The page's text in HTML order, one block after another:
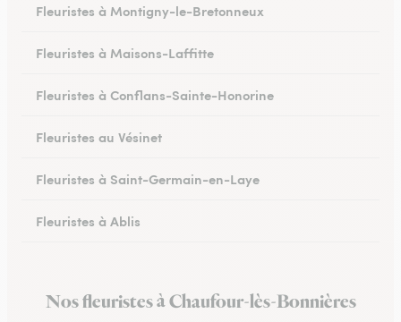
Fleuristes à Montigny-le-Bretonneux
Fleuristes à Maisons-Laffitte
Fleuristes à Conflans-Sainte-Honorine
Fleuristes au Vésinet
Fleuristes à Saint-Germain-en-Laye
Fleuristes à Ablis
Fleuristes à Villepreux
Nos fleuristes à Chaufour-lès-Bonnières